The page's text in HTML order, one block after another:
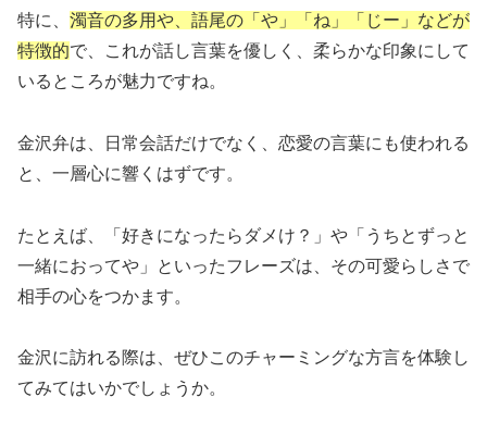
特に、 濁音の多用や、語尾の「や」「ね」「じー」などが
特徴的で、これが話し言葉を優しく、柔らかな印象にして
いるところが魅力ですね。
金沢弁は、日常会話だけでなく、恋愛の言葉にも使われる
と、一層心に響くはずです。
たとえば、「好きになったらダメけ？」や「うちとずっと
一緒におってや」といったフレーズは、その可愛らしさで
相手の心をつかます。
金沢に訪れる際は、ぜひこのチャーミングな方言を体験し
てみてはいかでしょうか。